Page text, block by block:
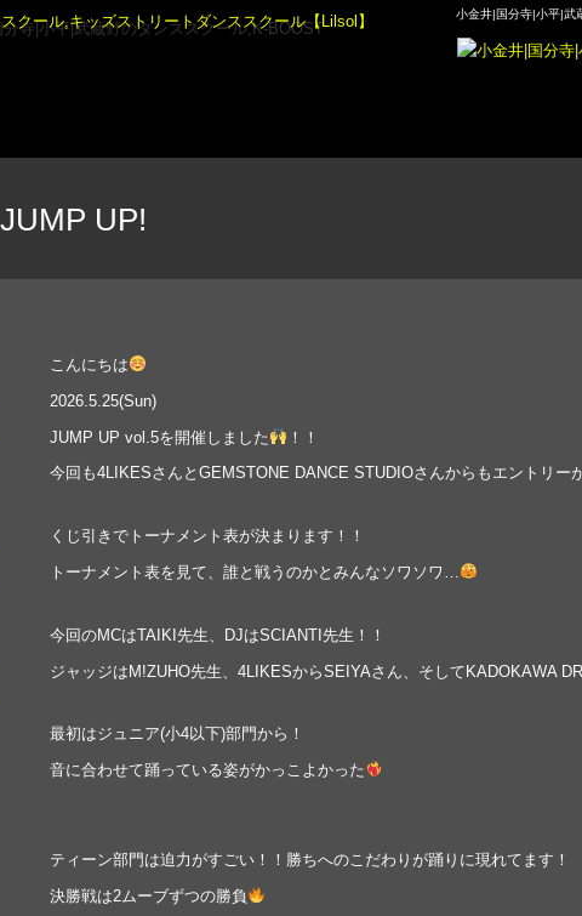
小金井|国分寺|小平|武
UP!
こんにちは
2026.5.25(Sun)
JUMP UP vol.5を開催しました
！！
今回も4LIKESさんとGEMSTONE DANCE STUDIOさんからもエントリー
くじ引きでトーナメント表が決まります！！
トーナメント表を見て、誰と戦うのかとみんなソワソワ…
今回のMCはTAIKI先生、DJはSCIANTI先生！！
ジャッジはM!ZUHO先生、4LIKESからSEIYAさん、そしてKADOKAWA
最初はジュニア(小4以下)部門から！
音に合わせて踊っている姿がかっこよかった
ティーン部門は迫力がすごい！！勝ちへのこだわりが踊りに現れてます！
決勝戦は2ムーブずつの勝負